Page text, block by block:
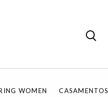
WOMEN CASAMENTOS